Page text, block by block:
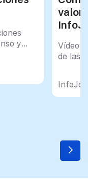
y
Vídeo
de las